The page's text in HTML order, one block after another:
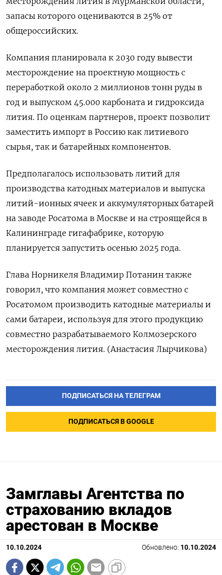
запасы которого оцениваются в 25% от
общероссийских.
Компания планировала к 2030 году вывести
месторождение на проектную мощность с
переработкой около 2 миллионов тонн руды в
год и выпуском 45.000 карбоната и гидроксида
лития. По оценкам партнеров, проект позволит
заместить импорт в Россию как литиевого
сырья, так и батарейных компонентов.
Предполагалось использовать литий для
производства катодных материалов и выпуска
литий-ионных ячеек и аккумуляторных батарей
на заводе Росатома в Москве и на строящейся в
Калининграде гигафабрике, которую
планируется запустить осенью 2025 года.
Глава Норникеля Владимир Потанин также
говорил, что компания может совместно с
Росатомом производить катодные материалы и
сами батареи, используя для этого продукцию
совместно разрабатываемого Колмозерского
месторождения лития. (Анастасия Лырчикова)
ПОДПИСАТЬСЯ НА ТЕЛЕГРАМ
ПОДПИСАТЬСЯ В GOOGLE
Замглавы Агентства по
страхованию вкладов
арестован в Москве
10.10.2024 Обновлено: 10.10.2024